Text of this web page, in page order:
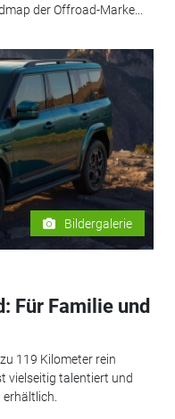
der Offroad-Marke...
Bildergalerie
Für Familie und
119 Kilometer rein
vielseitig talentiert und